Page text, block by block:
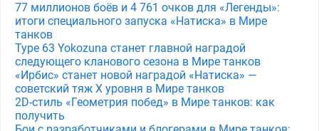
77 миллионов боёв и 4 761 очков для «Легенды»:
итоги специального запуска «Натиска» в Мире
танков
Type 63 Yokozuna станет главной наградой
следующего кланового сезона в Мире танков
«Ирбис» станет новой наградой «Натиска» —
советский тяж X уровня в Мире танков
2D-стиль «Геометрия побед» в Мире танков: как
получить